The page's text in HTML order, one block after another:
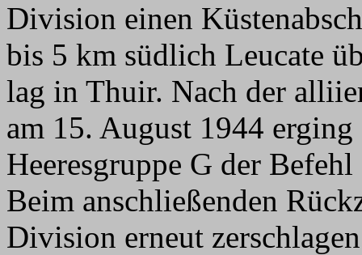
Division einen
bis 5 km südlich Leucate
lag in Thuir. Nach der
am 15. August 1944
Heeresgruppe G der
Beim anschließenden
Division erneut